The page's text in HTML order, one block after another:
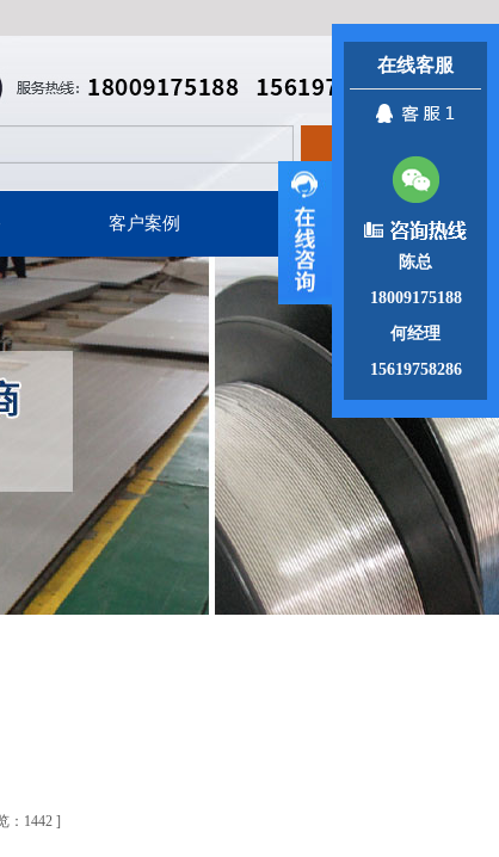
客户案例 联系我们
：1442 ]
在线客服
陈总
18009175188
何经理
15619758286